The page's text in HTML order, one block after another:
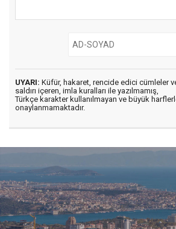
UYARI: Küfür, hakaret, rencide edici cümleler
saldırı içeren, imla kuralları ile yazılmamış,
Türkçe karakter kullanılmayan ve büyük
onaylanmamaktadır.